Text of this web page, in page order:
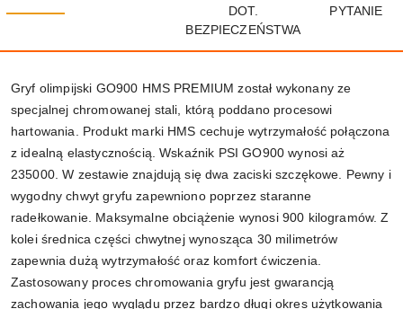
DOT.
BEZPIECZEŃSTWA
PYTANIE
Gryf olimpijski GO900 HMS PREMIUM został wykonany ze
specjalnej chromowanej stali, którą poddano procesowi
hartowania. Produkt marki HMS cechuje wytrzymałość połączona
z idealną elastycznością. Wskaźnik PSI GO900 wynosi aż
235000. W zestawie znajdują się dwa zaciski szczękowe. Pewny i
wygodny chwyt gryfu zapewniono poprzez staranne
radełkowanie. Maksymalne obciążenie wynosi 900 kilogramów. Z
kolei średnica części chwytnej wynosząca 30 milimetrów
zapewnia dużą wytrzymałość oraz komfort ćwiczenia.
Zastosowany proces chromowania gryfu jest gwarancją
zachowania jego wyglądu przez bardzo długi okres użytkowania